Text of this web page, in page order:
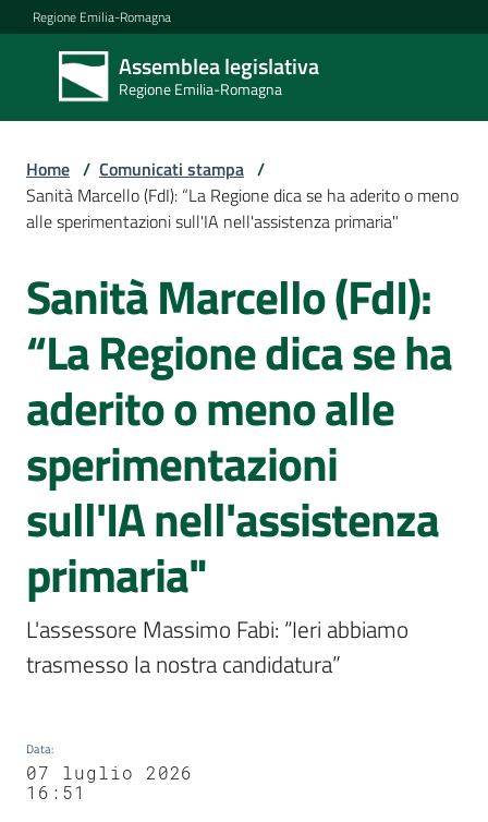
Vai al contenuto
Vai alla navigazione
Vai al footer
Regione Emilia-Romagna
Assemblea legislativa
Regione Emilia-Romagna
Assemblea
legislativa
Regione Emilia-
Assemblea
Attività
Argomenti
Per
i
media
Menu selezionato
Per
i
cittadini
Home / Comunicati stampa /
Sanità Marcello (FdI): “La Regione dica se ha aderito o meno
alle sperimentazioni sull'IA nell'assistenza primaria"
Salta al contenuto
Sanità Marcello (FdI):
“La Regione dica se ha
aderito o meno alle
sperimentazioni
sull'IA nell'assistenza
primaria"
L'assessore Massimo Fabi: “Ieri abbiamo
trasmesso la nostra candidatura”
Data:
07 luglio 2026
16:51